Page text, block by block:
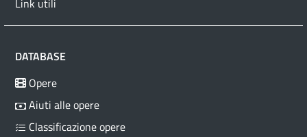
DATABASE
Opere
Aiuti alle opere
Classificazione opere